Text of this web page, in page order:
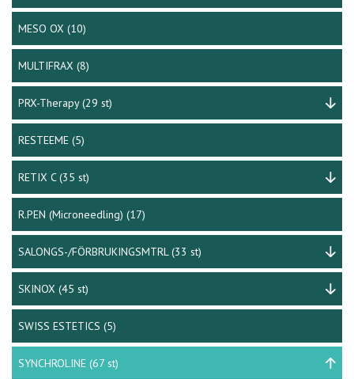
MESO OX(10)
MULTIFRAX(8)
PRX-Therapy (29 st)
RESTEEME(5)
RETIX C (35 st)
R.PEN (Microneedling)(17)
SALONGS-/FÖRBRUKINGSMTRL (33 st)
SKINOX (45 st)
SWISS ESTETICS(5)
SYNCHROLINE (67 st)